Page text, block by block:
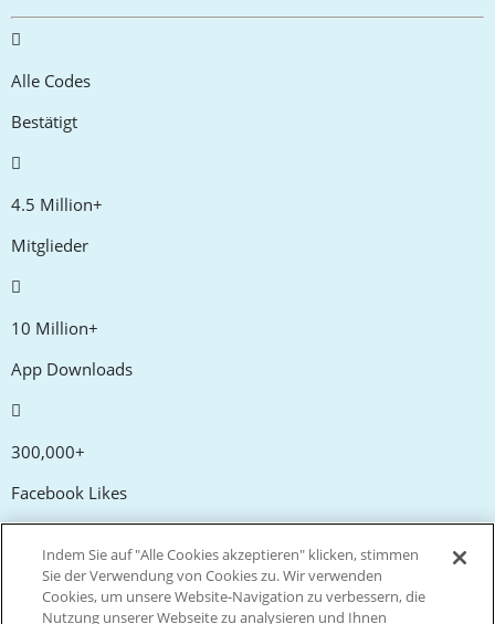
Alle Codes
Bestätigt
4.5 Million+
Mitglieder
10 Million+
App Downloads
300,000+
Facebook Likes
20,000+
Gutscheincodes
Indem Sie auf "Alle Cookies akzeptieren" klicken, stimmen
Sie der Verwendung von Cookies zu. Wir verwenden
Cookies, um unsere Website-Navigation zu verbessern, die
Nutzung unserer Webseite zu analysieren und Ihnen